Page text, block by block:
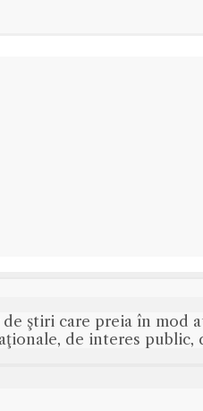
ştiri care preia în
de interes public,